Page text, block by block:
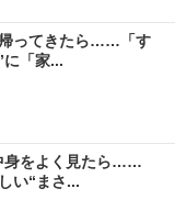
ってきたら……「す
「家...
身をよく見たら……
い“まさ...